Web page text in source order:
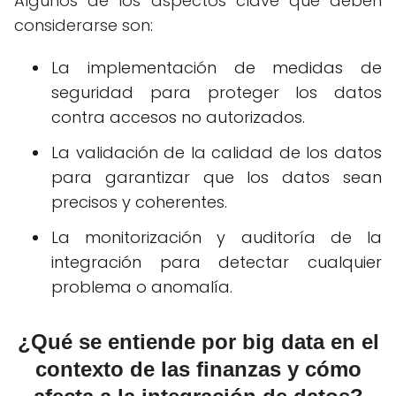
considerarse son:
La implementación de medidas de
seguridad para proteger los datos
contra accesos no autorizados.
La validación de la calidad de los datos
para garantizar que los datos sean
precisos y coherentes.
La monitorización y auditoría de la
integración para detectar cualquier
problema o anomalía.
¿Qué se entiende por big data en el
contexto de las finanzas y cómo